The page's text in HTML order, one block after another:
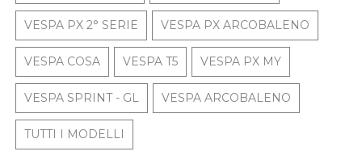
VESPA PX 2° SERIE VESPA PX ARCOBALENO
VESPA COSA VESPA T5 VESPA PX MY
VESPA SPRINT - GL VESPA ARCOBALENO
TUTTI I MODELLI